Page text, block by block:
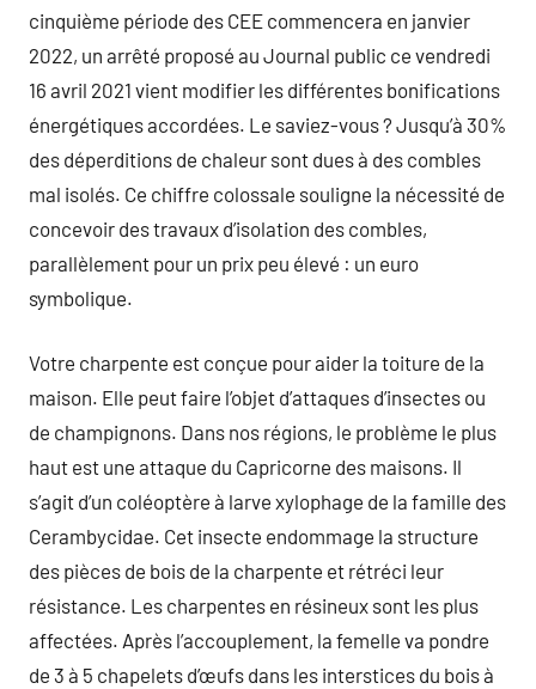
cinquième période des CEE commencera en janvier
2022, un arrêté proposé au Journal public ce vendredi
16 avril 2021 vient modifier les différentes bonifications
énergétiques accordées. Le saviez-vous ? Jusqu’à 30%
des déperditions de chaleur sont dues à des combles
mal isolés. Ce chiffre colossale souligne la nécessité de
concevoir des travaux d’isolation des combles,
parallèlement pour un prix peu élevé : un euro
symbolique.
Votre charpente est conçue pour aider la toiture de la
maison. Elle peut faire l’objet d’attaques d’insectes ou
de champignons. Dans nos régions, le problème le plus
haut est une attaque du Capricorne des maisons. Il
s’agit d’un coléoptère à larve xylophage de la famille des
Cerambycidae. Cet insecte endommage la structure
des pièces de bois de la charpente et rétréci leur
résistance. Les charpentes en résineux sont les plus
affectées. Après l’accouplement, la femelle va pondre
de 3 à 5 chapelets d’œufs dans les interstices du bois à